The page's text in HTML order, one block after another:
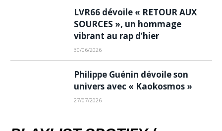
LVR66 dévoile « RETOUR AUX
SOURCES », un hommage
vibrant au rap d’hier
30/06/2026
Philippe Guénin dévoile son
univers avec « Kaokosmos »
27/07/2026